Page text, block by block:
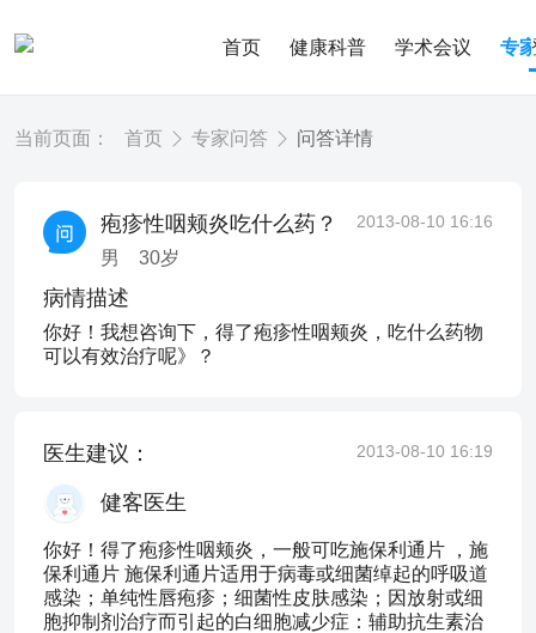
首页 健康科普 学术会议 专
当前页面： 首页 专家问答 问答详情
疱疹性咽颊炎吃什么药？
男 30岁
2013-08-10 16:16
病情描述
你好！我想咨询下，得了疱疹性咽颊炎，吃什么药物
可以有效治疗呢》？
医生建议： 2013-08-10 16:19
健客医生
你好！得了疱疹性咽颊炎，一般可吃施保利通片 ，施
保利通片 施保利通片适用于病毒或细菌绰起的呼吸道
感染；单纯性唇疱疹；细菌性皮肤感染；因放射或细
胞抑制剂治疗而引起的白细胞减少症：辅助抗生素治